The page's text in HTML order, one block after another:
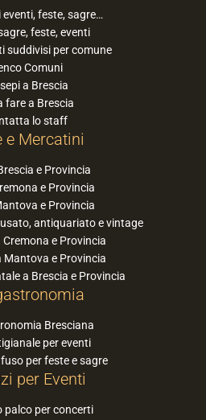
eventi, feste, sagre…
feste, eventi
suddivisi per comune
Comuni
a Brescia
fare a Brescia
lo staff
e Mercatini
e Provincia
e Provincia
e Provincia
antiquariato e vintage
e Provincia
Mantova e Provincia
a Brescia e Provincia
Bresciana
per eventi
per feste e sagre
per Eventi
palco per concerti